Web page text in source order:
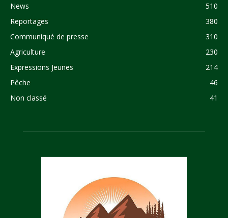
News
510
Reportages
380
Communiqué de presse
310
Agriculture
230
Expressions Jeunes
214
Pêche
46
Non classé
41